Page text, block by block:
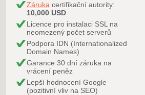
Záruka certifikační autority:
10,000 USD
Licence pro instalaci SSL na
neomezený počet serverů
Podpora IDN (Internationalized
Domain Names)
Garance 30 dní záruka na
vrácení peněz
Lepší hodnocení Google
(pozitivní vliv na SEO)